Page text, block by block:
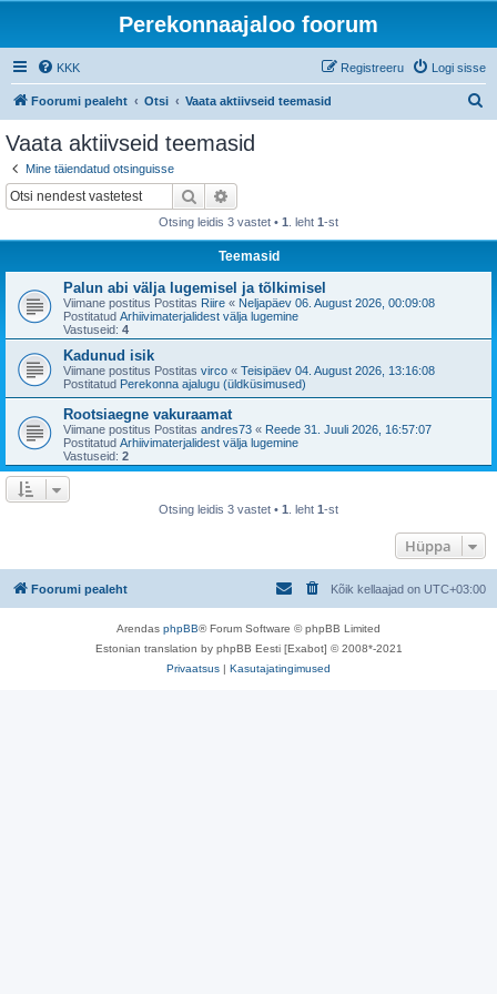
Perekonnaajaloo foorum
KKK Logi sisse
Registreeru
Foorumi pealeht Otsi Vaata aktiivseid teemasid
Vaata aktiivseid teemasid
Mine täiendatud otsinguisse
Otsi
Otsing leidis 3 vastet • 1 . leht 1-st
Teemasid
Palun abi välja lugemisel ja tõlkimisel
Viimane postitus Postitas Riire « Neljapäev 06. August 2026, 00:09:08
Postitatud Arhiivimaterjalidest välja lugemine
Vastuseid: 4
Kadunud isik
Viimane postitus Postitas virco « Teisipäev 04. August 2026, 13:16:08
Postitatud Perekonna ajalugu (üldküsimused)
Rootsiaegne vakuraamat
Viimane postitus Postitas andres73 « Reede 31. Juuli 2026, 16:57:07
Postitatud Arhiivimaterjalidest välja lugemine
Vastuseid: 2
Otsing leidis 3 vastet • 1 . leht 1-st
Hüppa
Foorumi pealeht Kõik kellaajad on UTC+03:00
Arendas phpBB® Forum Software © phpBB Limited
Estonian translation by phpBB Eesti [Exabot] © 2008*-2021
Privaatsus | Kasutajatingimused